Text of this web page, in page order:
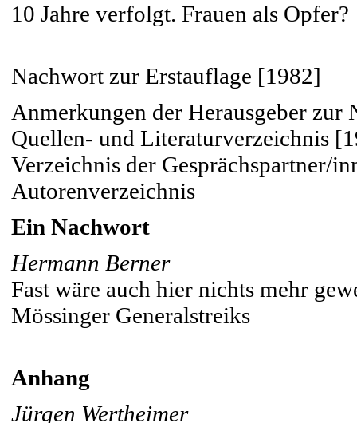
10 Jahre verfolgt. Frauen als Opfer?
Nachwort zur Erstauflage [1982]
Anmerkungen der Herausgeber zur
Quellen- und Literaturverzeichnis
Verzeichnis der Gesprächspartner/
Autorenverzeichnis
Ein Nachwort
Hermann Berner
Fast wäre auch hier nichts mehr
Mössinger Generalstreiks
Anhang
Jürgen Wertheimer